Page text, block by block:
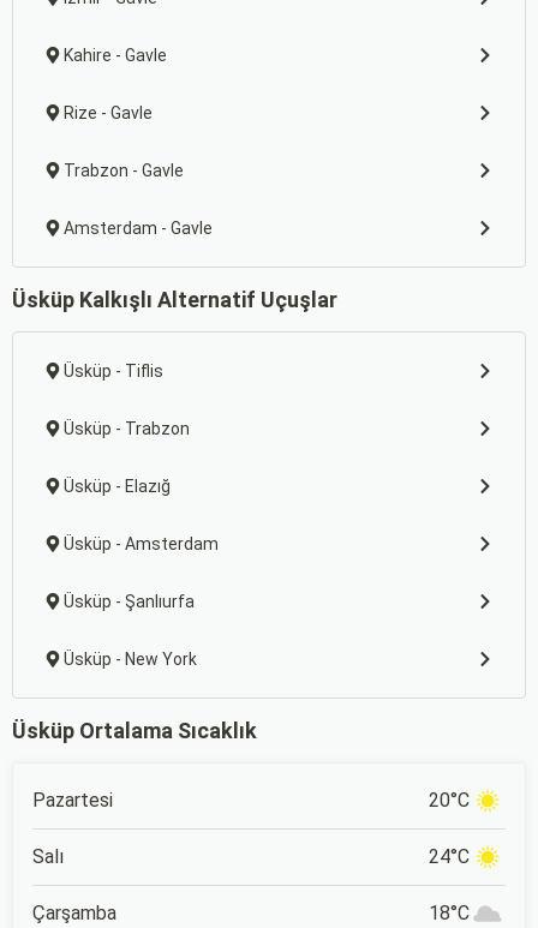
Kahire - Gavle
Rize - Gavle
Trabzon - Gavle
Amsterdam - Gavle
Üsküp Kalkışlı Alternatif Uçuşlar
Üsküp - Tiflis
Üsküp - Trabzon
Üsküp - Elazığ
Üsküp - Amsterdam
Üsküp - Şanlıurfa
Üsküp - New York
Üsküp Ortalama Sıcaklık
Pazartesi 20°C
Salı 24°C
Çarşamba 18°C